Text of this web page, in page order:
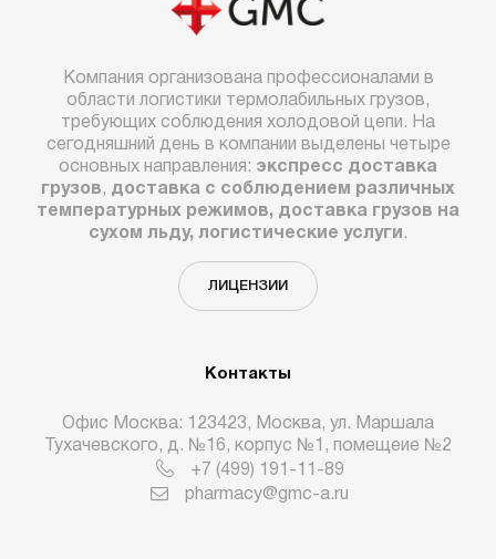
Компания организована профессионалами в
области логистики термолабильных грузов,
требующих соблюдения холодовой цепи. На
сегодняшний день в компании выделены четыре
основных направления: экспресс доставка
грузов, доставка с соблюдением различных
температурных режимов, доставка грузов на
сухом льду, логистические услуги .
ЛИЦЕНЗИИ
Контакты
Офис Москва: 123423, Москва, ул. Маршала
Тухачевского, д. №16, корпус №1, помещеие №2
+7 (499) 191-11-89
pharmacy@gmc-a.ru